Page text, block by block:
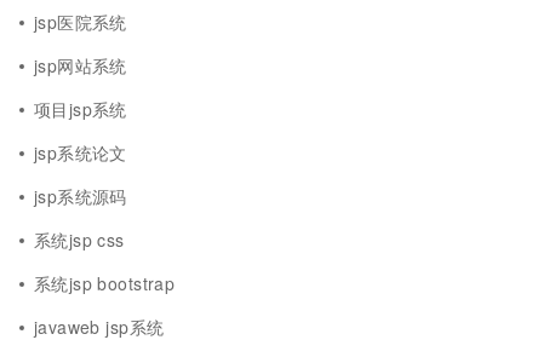
jsp医院系统
jsp网站系统
项目jsp系统
jsp系统论文
jsp系统源码
系统jsp css
系统jsp bootstrap
javaweb jsp系统